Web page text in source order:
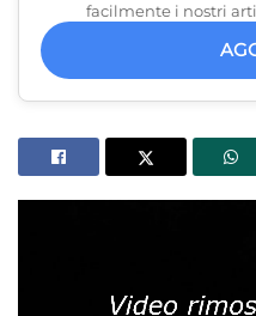
facilmente i nostri